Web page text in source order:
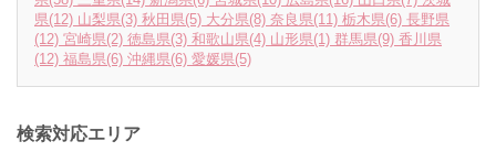
県(12) 山梨県(3) 秋田県(5) 大分県(8) 奈良県(11) 栃木県(6) 長野県
(12) 宮崎県(2) 徳島県(3) 和歌山県(4) 山形県(1) 群馬県(9) 香川県
(12) 福島県(6) 沖縄県(6) 愛媛県(5)
検索対応エリア